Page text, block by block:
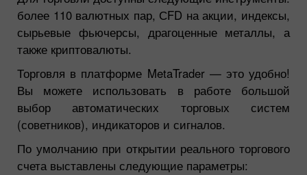
более 110 валютных пар, СFD на акции, индексы,
сырьевые фьючерсы, драгоценные металлы, а
также криптовалюты.
Торговля в платформе MetaTrader — это удобно!
Вы можете использовать в работе большой
выбор автоматических торговых систем
(советников), индикаторов и сигналов.
По умолчанию при открытии реального торгового
счета выставлены следующие параметры: